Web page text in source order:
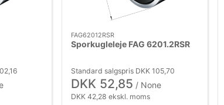
FAG62012RSR
Sporkugleleje FAG 6201.2RSR
Standard salgspris DKK 105,70
DKK 52,85 / None
DKK 42,28 ekskl. moms